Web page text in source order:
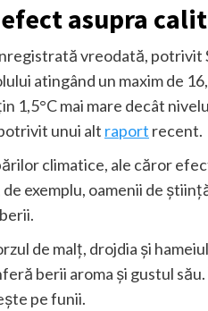
efect asupra
vreodată, potrivit
atingând un maxim de
1,5°C mai mare decât
unui alt raport recent.
climatice, ale căror
de exemplu, oamenii de
de malț, drojdia și
berii aroma și gustul
pe funii.